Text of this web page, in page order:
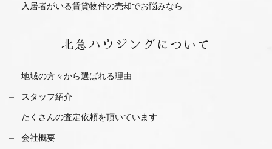
入居者がいる賃貸物件の売却でお悩みなら
北急ハウジングについて
地域の方々から選ばれる理由
スタッフ紹介
たくさんの査定依頼を頂いています
会社概要